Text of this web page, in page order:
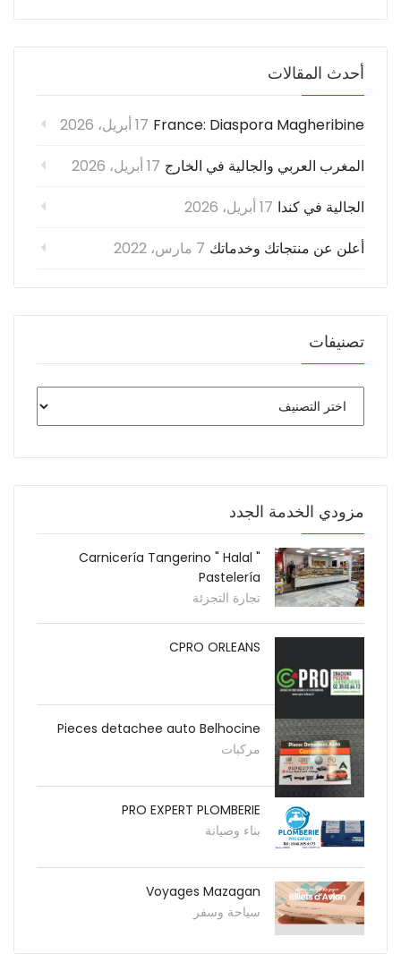
أحدث المقالات
France: Diaspora Magheribine 17 أبريل، 2026
المغرب العربي والجالية في الخارج 17 أبريل، 2026
الجالية في كندا 17 أبريل، 2026
أعلن عن منتجاتك وخدماتك 7 مارس، 2022
تصنيفات
مزودي الخدمة الجدد
Carnicería Tangerino " Halal "
Pastelería
تجارة التجزئة
CPRO ORLEANS
Pieces detachee auto Belhocine
مركبات
PRO EXPERT PLOMBERIE
بناء وصيانة
Voyages Mazagan
سياحة وسفر